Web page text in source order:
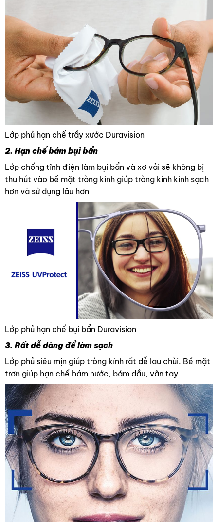
Lớp phủ hạn chế trầy xước Duravision
2. Hạn chế bám bụi bẩn
Lớp chống tĩnh điện làm bụi bẩn và xơ vải sẽ không bị
thu hút vào bề mặt tròng kính giúp tròng kính kính sạch
hơn và sử dụng lâu hơn
Lớp phủ hạn chế bụi bẩn Duravision
3. Rất dễ dàng để làm sạch
Lớp phủ siêu mịn giúp tròng kính rất dễ lau chùi. Bề mặt
trơn giúp hạn chế bám nước, bám dầu, vân tay